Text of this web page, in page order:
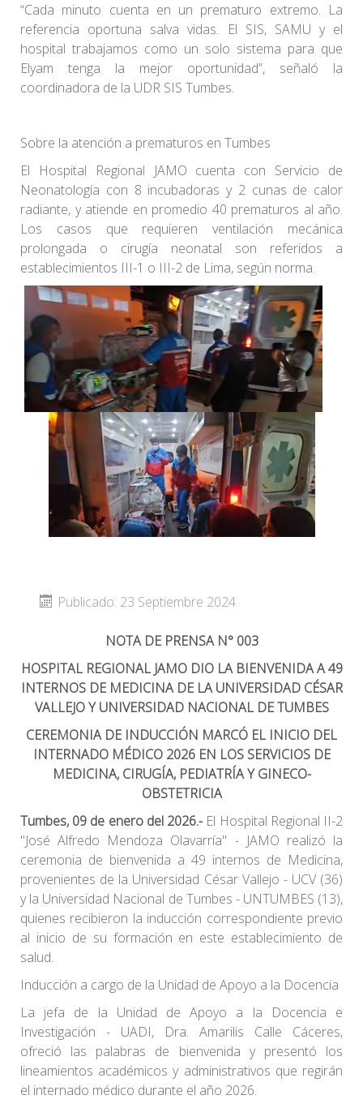
“Cada minuto cuenta en un prematuro extremo. La
referencia oportuna salva vidas. El SIS, SAMU y el
hospital trabajamos como un solo sistema para que
Elyam tenga la mejor oportunidad”, señaló la
coordinadora de la UDR SIS Tumbes.
Sobre la atención a prematuros en Tumbes
El Hospital Regional JAMO cuenta con Servicio de
Neonatología con 8 incubadoras y 2 cunas de calor
radiante, y atiende en promedio 40 prematuros al año.
Los casos que requieren ventilación mecánica
prolongada o cirugía neonatal son referidos a
establecimientos III-1 o III-2 de Lima, según norma.
Publicado: 23 Septiembre 2024
NOTA DE PRENSA N° 003
HOSPITAL REGIONAL JAMO DIO LA BIENVENIDA A 49
INTERNOS DE MEDICINA DE LA UNIVERSIDAD CÉSAR
VALLEJO Y UNIVERSIDAD NACIONAL DE TUMBES
CEREMONIA DE INDUCCIÓN MARCÓ EL INICIO DEL
INTERNADO MÉDICO 2026 EN LOS SERVICIOS DE
MEDICINA, CIRUGÍA, PEDIATRÍA Y GINECO-
OBSTETRICIA
Tumbes, 09 de enero del 2026.-El Hospital Regional II-2
"José Alfredo Mendoza Olavarría" - JAMO realizó la
ceremonia de bienvenida a 49 internos de Medicina,
provenientes de la Universidad César Vallejo - UCV (36)
y la Universidad Nacional de Tumbes - UNTUMBES (13),
quienes recibieron la inducción correspondiente previo
al inicio de su formación en este establecimiento de
salud.
Inducción a cargo de la Unidad de Apoyo a la Docencia
La jefa de la Unidad de Apoyo a la Docencia e
Investigación - UADI, Dra. Amarilis Calle Cáceres,
ofreció las palabras de bienvenida y presentó los
lineamientos académicos y administrativos que regirán
el internado médico durante el año 2026.